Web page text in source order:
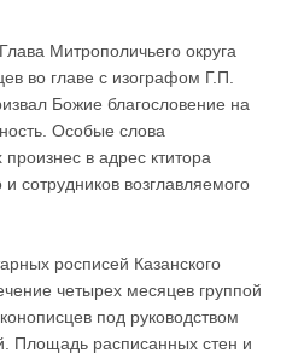
Митрополичьего округа
во главе с изографом Г.П.
Божие благословение на
Особые слова
в адрес ктитора
сотрудников возглавляемого
росписей Казанского
четырех месяцев группой
под руководством
Площадь расписанных стен и